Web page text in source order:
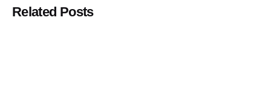
Related Posts